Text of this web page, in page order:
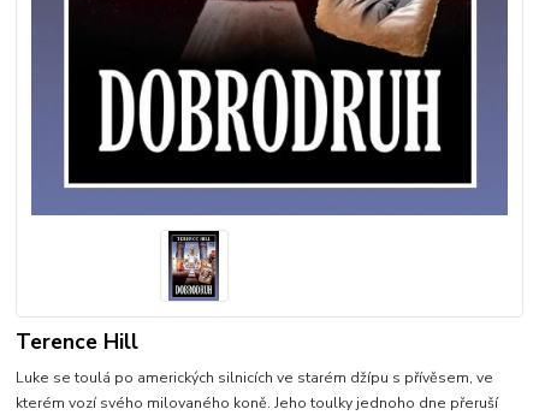
Terence Hill
Luke se toulá po amerických silnicích ve starém džípu s přívěsem, ve
kterém vozí svého milovaného koně. Jeho toulky jednoho dne přeruší